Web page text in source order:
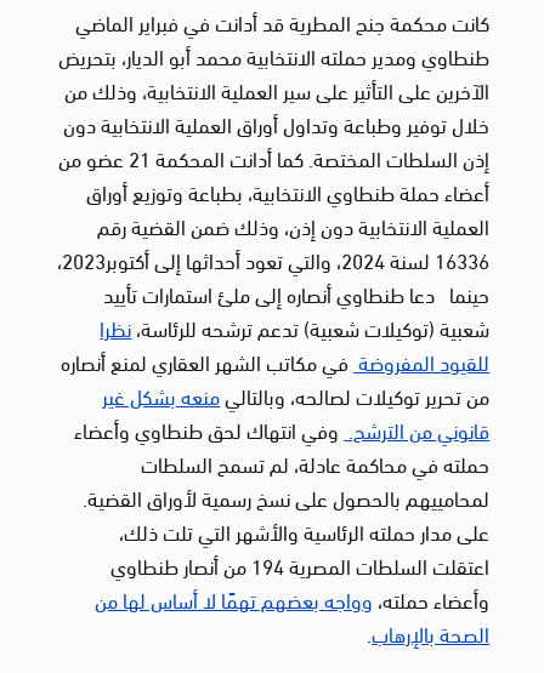
كانت محكمة جنح المطرية قد أدانت في فبراير الماضي
طنطاوي ومدير حملته الانتخابية محمد أبو الديار، بتحريض
الآخرين على التأثير على سير العملية الانتخابية، وذلك من
خلال توفير وطباعة وتداول أوراق العملية الانتخابية دون
إذن السلطات المختصة. كما أدانت المحكمة 21 عضو من
أعضاء حملة طنطاوي الانتخابية، بطباعة وتوزيع أوراق
العملية الانتخابية دون إذن، وذلك ضمن القضية رقم
16336 لسنة 2024، والتي تعود أحداثها إلى أكتوبر2023،
حينما دعا طنطاوي أنصاره إلى ملئ استمارات تأييد
شعبية (توكيلات شعبية) تدعم ترشحه للرئاسة،نظرا
للقيود المفروضة في مكاتب الشهر العقاري لمنع أنصاره
من تحرير توكيلات لصالحه، وبالتاليمنعه بشكل غير
قانوني من الترشح. وفي انتهاك لحق طنطاوي وأعضاء
حملته في محاكمة عادلة، لم تسمح السلطات
لمحامييهم بالحصول على نسخ رسمية لأوراق القضية.
على مدار حملته الرئاسية والأشهر التي تلت ذلك،
اعتقلت السلطات المصرية 194 من أنصار طنطاوي
وأعضاء حملته،وواجه بعضهم تهمًا لا أساس لها من
الصحة بالإرهاب.